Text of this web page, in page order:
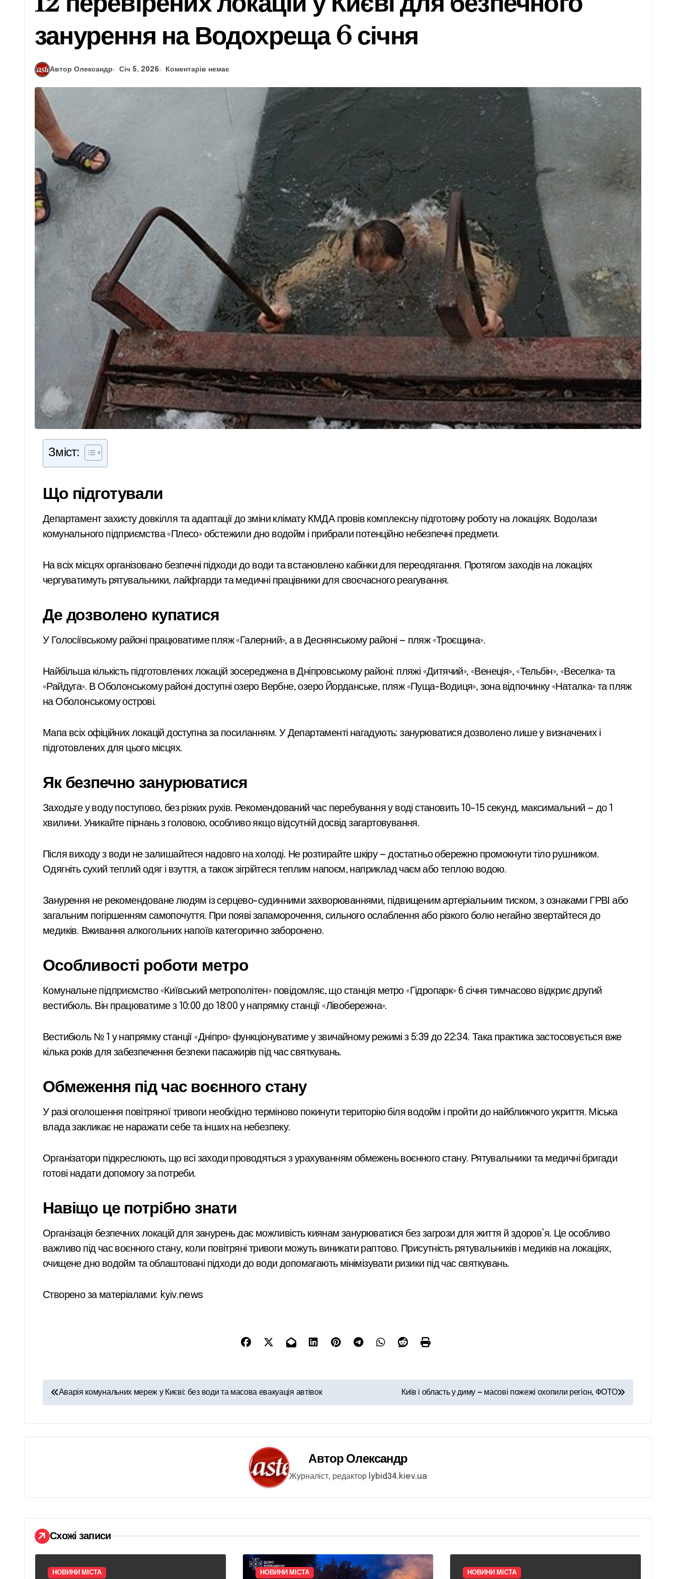
занурення на Водохреща 6 січня
Автор Олександр Січ 5, 2026 Коментарів немає
Зміст:
Що підготували
Департамент захисту довкілля та адаптації до зміни клімату КМДА провів комплексну підготовчу роботу на локаціях. Водолази
комунального підприємства «Плесо» обстежили дно водойм і прибрали потенційно небезпечні предмети.
На всіх місцях організовано безпечні підходи до води та встановлено кабінки для переодягання. Протягом заходів на локаціях
чергуватимуть рятувальники, лайфгарди та медичні працівники для своєчасного реагування.
Де дозволено купатися
У Голосіївському районі працюватиме пляж «Галерний», а в Деснянському районі — пляж «Троєщина».
Найбільша кількість підготовлених локацій зосереджена в Дніпровському районі: пляжі «Дитячий», «Венеція», «Тельбін», «Веселка» та
«Райдуга». В Оболонському районі доступні озеро Вербне, озеро Йорданське, пляж «Пуща-Водиця», зона відпочинку «Наталка» та пляж
на Оболонському острові.
Мапа всіх офіційних локацій доступна за посиланням. У Департаменті нагадують: занурюватися дозволено лише у визначених і
підготовлених для цього місцях.
Як безпечно занурюватися
Заходьте у воду поступово, без різких рухів. Рекомендований час перебування у воді становить 10–15 секунд, максимальний — до 1
хвилини. Уникайте пірнань з головою, особливо якщо відсутній досвід загартовування.
Після виходу з води не залишайтеся надовго на холоді. Не розтирайте шкіру — достатньо обережно промокнути тіло рушником.
Одягніть сухий теплий одяг і взуття, а також зігрійтеся теплим напоєм, наприклад чаєм або теплою водою.
Занурення не рекомендоване людям із серцево-судинними захворюваннями, підвищеним артеріальним тиском, з ознаками ГРВІ або
загальним погіршенням самопочуття. При появі запаморочення, сильного ослаблення або різкого болю негайно звертайтеся до
медиків. Вживання алкогольних напоїв категорично заборонено.
Особливості роботи метро
Комунальне підприємство «Київський метрополітен» повідомляє, що станція метро «Гідропарк» 6 січня тимчасово відкриє другий
вестибюль. Він працюватиме з 10:00 до 18:00 у напрямку станції «Лівобережна».
Вестибюль № 1 у напрямку станції «Дніпро» функціонуватиме у звичайному режимі з 5:39 до 22:34. Така практика застосовується вже
кілька років для забезпечення безпеки пасажирів під час святкувань.
Обмеження під час воєнного стану
У разі оголошення повітряної тривоги необхідно терміново покинути територію біля водойм і пройти до найближчого укриття. Міська
влада закликає не наражати себе та інших на небезпеку.
Організатори підкреслюють, що всі заходи проводяться з урахуванням обмежень воєнного стану. Рятувальники та медичні бригади
готові надати допомогу за потреби.
Навіщо це потрібно знати
Організація безпечних локацій для занурень дає можливість киянам занурюватися без загрози для життя й здоров’я. Це особливо
важливо під час воєнного стану, коли повітряні тривоги можуть виникати раптово. Присутність рятувальників і медиків на локаціях,
очищене дно водойм та облаштовані підходи до води допомагають мінімізувати ризики під час святкувань.
Створено за матеріалами: kyiv.news
Н
а
в
а
ц
і
я
з
Аварія комунальних мереж у Києві: без води та масова евакуація автівок Київ і область у диму — масові пожежі охопили регіон, ФОТО
Автор Олександр
Журналіст, редактор lybid34.kiev.ua
Схожі записи
НОВИНИ МІСТА НОВИНИ МІСТА НОВИНИ МІСТА